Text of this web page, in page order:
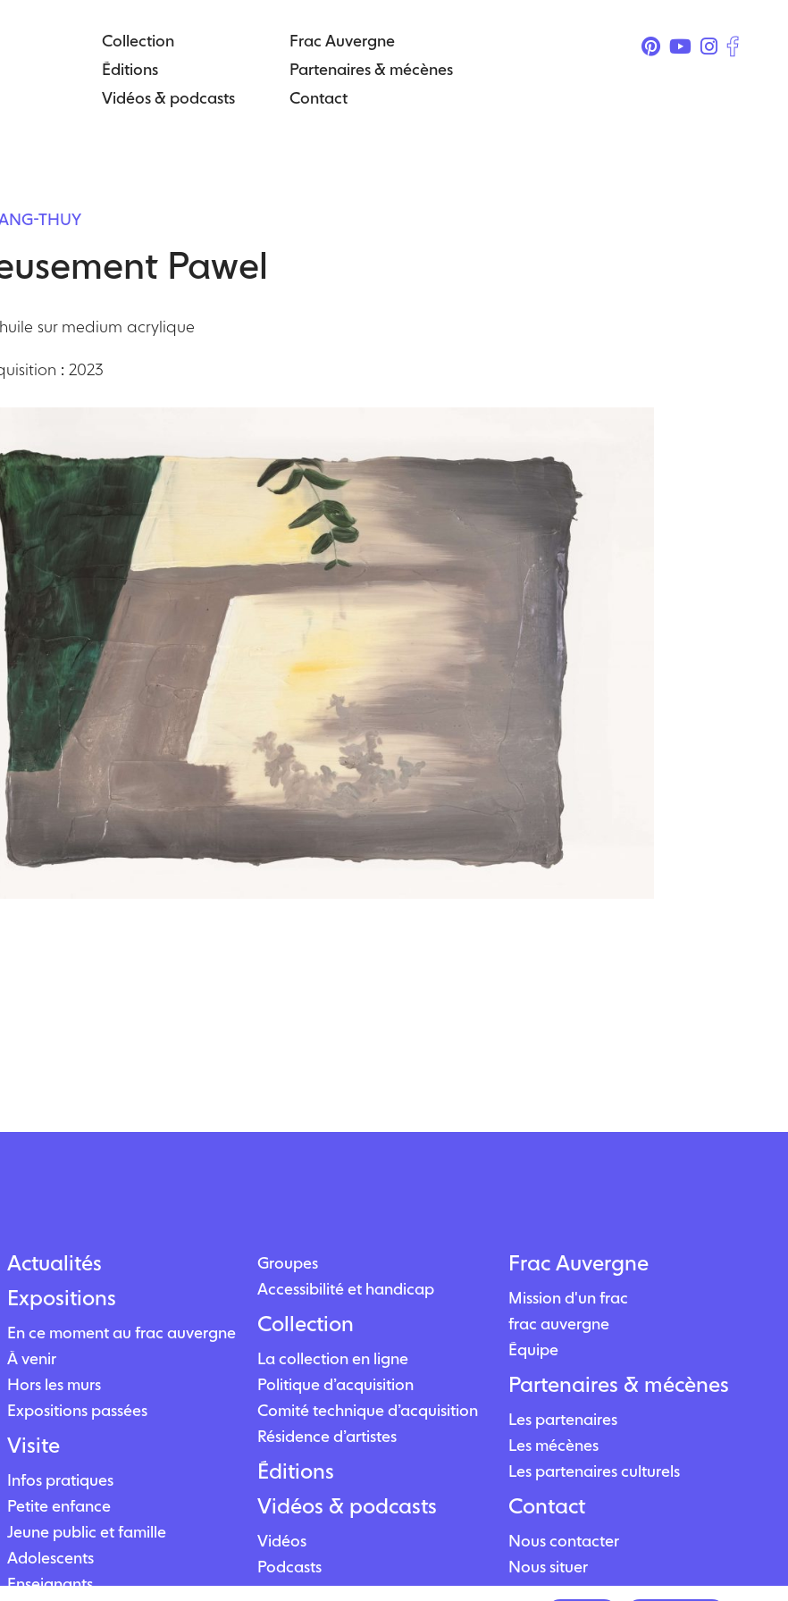
Collection
Éditions
Vidéos & podcasts
Frac Auvergne
Partenaires & mécènes
Contact
THUY
Pawel
sur medium acrylique
: 2023
Actualités
Expositions
En ce moment au frac auvergne
À venir
Hors les murs
Expositions passées
Visite
Infos pratiques
Petite enfance
Jeune public et famille
Adolescents
Enseignants
Groupes
Accessibilité et handicap
Collection
La collection en ligne
Politique d’acquisition
Comité technique d’acquisition
Résidence d’artistes
Éditions
Vidéos & podcasts
Vidéos
Podcasts
Frac Auvergne
Mission d'un frac
frac auvergne
Équipe
Partenaires & mécènes
Les partenaires
Les mécènes
Les partenaires culturels
Contact
Nous contacter
Nous situer